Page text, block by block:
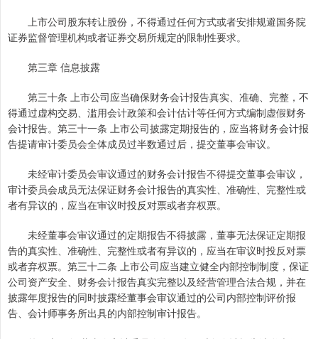
上市公司股东转让股份，不得通过任何方式或者安排规避国务院
证券监督管理机构或者证券交易所规定的限制性要求。
第三章 信息披露
第三十条 上市公司应当确保财务会计报告真实、准确、完整，不
得通过虚构交易、滥用会计政策和会计估计等任何方式编制虚假财务
会计报告。第三十一条 上市公司披露定期报告的，应当将财务会计报
告提请审计委员会全体成员过半数通过后，提交董事会审议。
未经审计委员会审议通过的财务会计报告不得提交董事会审议，
审计委员会成员无法保证财务会计报告的真实性、准确性、完整性或
者有异议的，应当在审议时投反对票或者弃权票。
未经董事会审议通过的定期报告不得披露，董事无法保证定期报
告的真实性、准确性、完整性或者有异议的，应当在审议时投反对票
或者弃权票。第三十二条 上市公司应当建立健全内部控制制度，保证
公司资产安全、财务会计报告真实完整以及经营管理合法合规，并在
披露年度报告的同时披露经董事会审议通过的公司内部控制评价报
告、会计师事务所出具的内部控制审计报告。